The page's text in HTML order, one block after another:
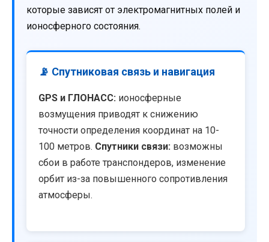
которые зависят от электромагнитных полей и
ионосферного состояния.
📡 Спутниковая связь и навигация
GPS и ГЛОНАСС: ионосферные
возмущения приводят к снижению
точности определения координат на 10-
100 метров. Спутники связи: возможны
сбои в работе транспондеров, изменение
орбит из-за повышенного сопротивления
атмосферы.